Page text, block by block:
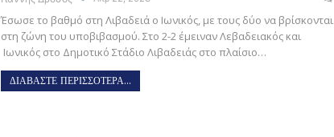
Έσωσε το βαθμό στη Λιβαδειά ο Ιωνικός, με τους δύο να βρίσκονται
στη ζώνη του υποβιβασμού. Στο 2-2 έμειναν Λεβαδειακός και
Ιωνικός στο Δημοτικό Στάδιο Λιβαδειάς στο πλαίσιο…
ΔΙΑΒΑΣΤΕ ΠΕΡΙΣΣΟΤΕΡΑ...